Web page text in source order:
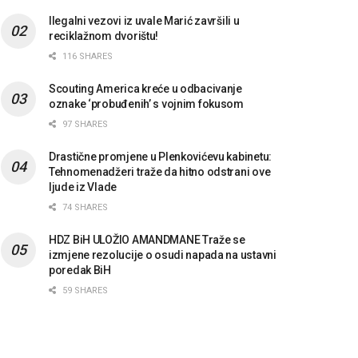
Ilegalni vezovi iz uvale Marić završili u
reciklažnom dvorištu!
116 SHARES
Scouting America kreće u odbacivanje
oznake ‘probuđenih’ s vojnim fokusom
97 SHARES
Drastične promjene u Plenkovićevu kabinetu:
Tehnomenadžeri traže da hitno odstrani ove
ljude iz Vlade
74 SHARES
HDZ BiH ULOŽIO AMANDMANE Traže se
izmjene rezolucije o osudi napada na ustavni
poredak BiH
59 SHARES